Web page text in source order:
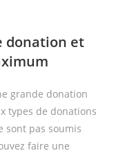
donation et
grande donation
types de donations
sont pas soumis
faire une